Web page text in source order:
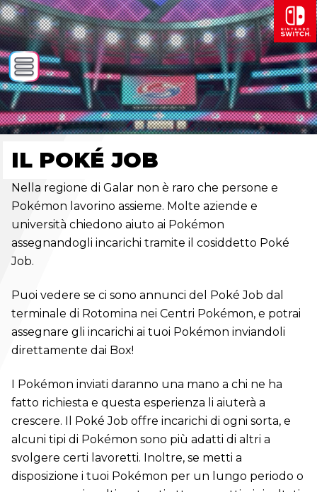
IL POKÉ JOB
Nella regione di Galar non è raro che persone e
Pokémon lavorino assieme. Molte aziende e
università chiedono aiuto ai Pokémon
assegnandogli incarichi tramite il cosiddetto Poké
Job.
Puoi vedere se ci sono annunci del Poké Job dal
terminale di Rotomina nei Centri Pokémon, e potrai
assegnare gli incarichi ai tuoi Pokémon inviandoli
direttamente dai Box!
I Pokémon inviati daranno una mano a chi ne ha
fatto richiesta e questa esperienza li aiuterà a
crescere. Il Poké Job offre incarichi di ogni sorta, e
alcuni tipi di Pokémon sono più adatti di altri a
svolgere certi lavoretti. Inoltre, se metti a
disposizione i tuoi Pokémon per un lungo periodo o